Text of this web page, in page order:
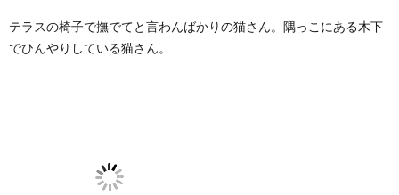
テラスの椅子で撫でてと言わんばかりの猫さん。隅っこにある木下
でひんやりしている猫さん。